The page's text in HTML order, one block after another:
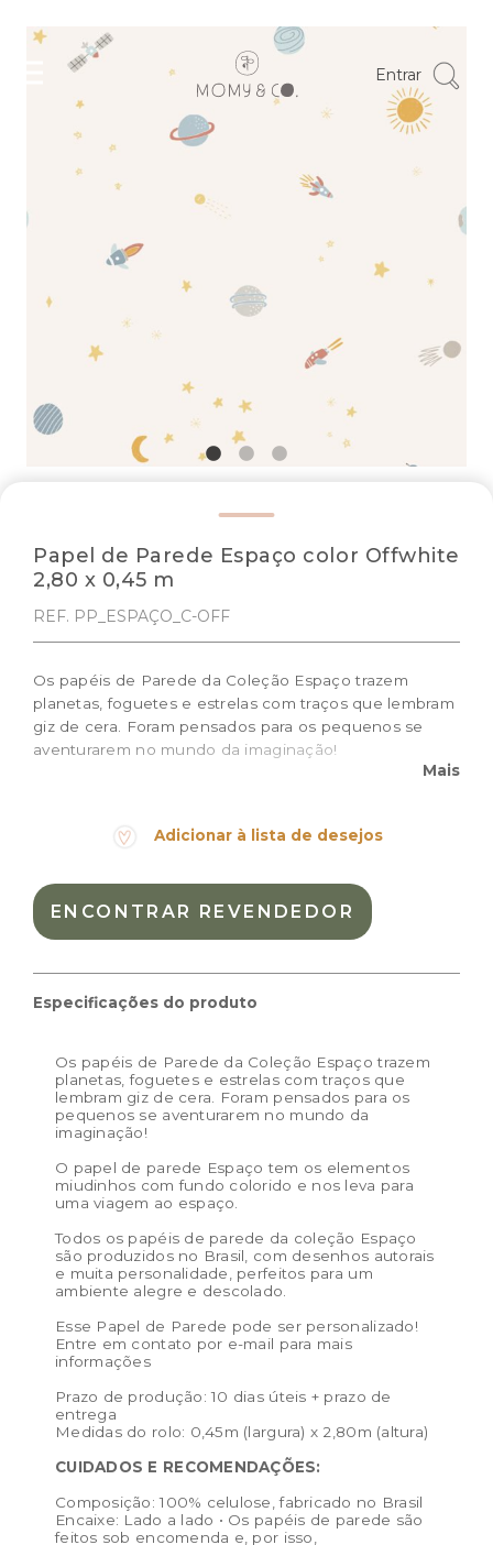
Entrar
Papel de Parede Espaço color Offwhite
2,80 x 0,45 m
REF. PP_ESPAÇO_C-OFF
Os papéis de Parede da Coleção Espaço trazem
planetas, foguetes e estrelas com traços que lembram
giz de cera. Foram pensados para os pequenos se
aventurarem no mundo da imaginação!
Materiais: celulose
Peso: 0.7kg
produto:
(altura)
Mais
Adicionar à lista de desejos
ENCONTRAR REVENDEDOR
Especificações do produto
Os papéis de Parede da Coleção Espaço trazem
planetas, foguetes e estrelas com traços que
lembram giz de cera. Foram pensados para os
pequenos se aventurarem no mundo da
imaginação!
O papel de parede Espaço tem os elementos
miudinhos com fundo colorido e nos leva para
uma viagem ao espaço.
Todos os papéis de parede da coleção Espaço
são produzidos no Brasil, com desenhos autorais
e muita personalidade, perfeitos para um
ambiente alegre e descolado.
Esse Papel de Parede pode ser personalizado!
Entre em contato por e-mail para mais
informações
Prazo de produção: 10 dias úteis + prazo de
entrega
Medidas do rolo: 0,45m (largura) x 2,80m (altura)
CUIDADOS E RECOMENDAÇÕES:
Composição: 100% celulose, fabricado no Brasil
Encaixe: Lado a lado • Os papéis de parede são
feitos sob encomenda e, por isso,